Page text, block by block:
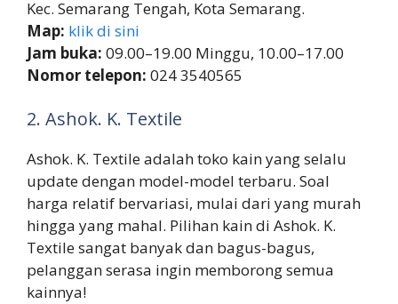
Kec. Semarang Tengah, Kota Semarang.
Map: klik di sini
Jam buka: 09.00–19.00 Minggu, 10.00–17.00
Nomor telepon: 024 3540565
2. Ashok. K. Textile
Ashok. K. Textile adalah toko kain yang selalu
update dengan model-model terbaru. Soal
harga relatif bervariasi, mulai dari yang murah
hingga yang mahal. Pilihan kain di Ashok. K.
Textile sangat banyak dan bagus-bagus,
pelanggan serasa ingin memborong semua
kainnya!